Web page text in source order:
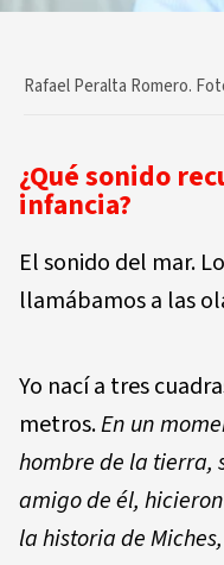
Rafael Peralta Romero.
¿Qué sonido
infancia?
El sonido del mar.
llamábamos a las
Yo nací a tres
metros.En un
hombre de la tierra,
amigo de él,
la historia de